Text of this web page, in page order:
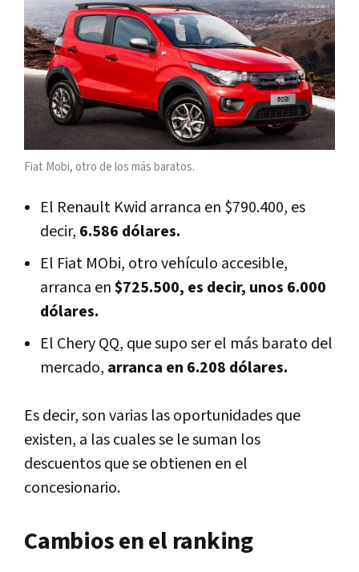
Fiat Mobi, otro de los más baratos.
El Renault Kwid arranca en $790.400, es
decir, 6.586 dólares.
El Fiat MObi, otro vehículo accesible,
arranca en$725.500, es decir, unos 6.000
dólares.
El Chery QQ, que supo ser el más barato del
mercado, arranca en 6.208 dólares.
Es decir, son varias las oportunidades que
existen, a las cuales se le suman los
descuentos que se obtienen en el
concesionario.
Cambios en el ranking